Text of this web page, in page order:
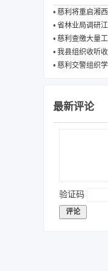
• 慈利将重启湘
• 省林业局调研
• 慈利查缴大量
• 我县组织收听
• 慈利交警组织
最新评论
验证码
评论